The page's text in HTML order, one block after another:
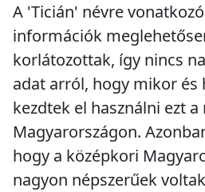
A 'Ticián' névre
információk
korlátozottak, így nincs
adat arról, hogy mikor és
kezdtek el használni ezt a
Magyarországon.
hogy a középkori
nagyon népszerűek